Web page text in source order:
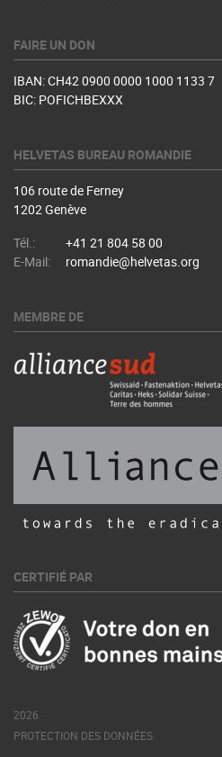
FAIRE UN DON
IBAN: CH42 0900 0000 1000 1133 7
BIC: POFICHBEXXX
HELVETAS BUREAU ROMANDIE
106 route de Ferney
1202 Genève
Tél.:
+41 21 804 58 00
E-Mail:
romandie@helvetas.org
MEMBRE DE
CERTIFIÉ PAR
2026
PROTECTION DES DONNÉES